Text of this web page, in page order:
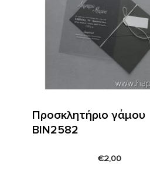
Προσκλητήριο γάμου
ΒΙΝ2582
€2,00